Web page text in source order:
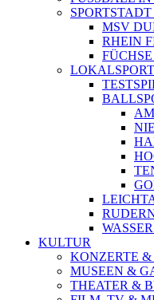
MSV
RHEIN
KULTUR
KONZERTE
MUSEEN &
THEATER &